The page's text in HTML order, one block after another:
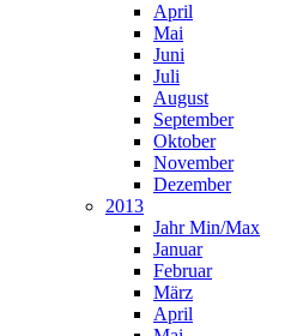
April
Mai
Juni
Juli
August
September
Oktober
November
Dezember
2013
Jahr Min/Max
Januar
Februar
März
April